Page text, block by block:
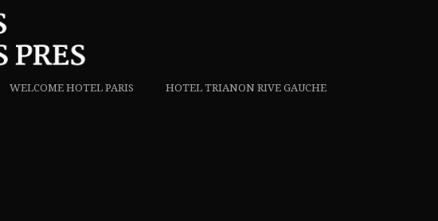
WELCOME HOTEL PARIS HOTEL TRIANON RIVE GAUCHE